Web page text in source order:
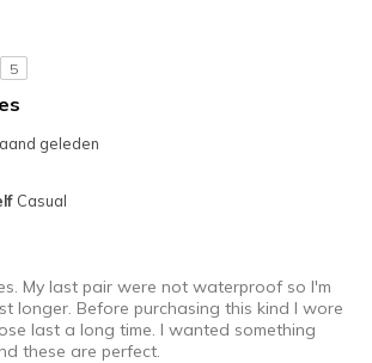
Feels true to size
5
geleden
Casual
My last pair were not waterproof so I'm
longer. Before purchasing this kind I wore
last a long time. I wanted something
these are perfect.